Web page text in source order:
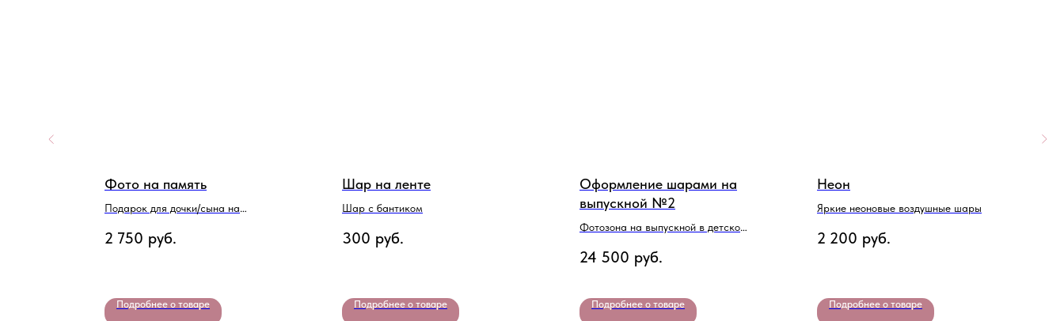
Фото на память
Подарок для дочки/сына на
2 750 руб.
Подробнее о товаре
Шар на ленте
Шар с бантиком
300 руб.
Подробнее о товаре
Оформление шарами на
выпускной №2
Фотозона на выпускной в детском
24 500 руб.
Подробнее о товаре
Неон
Яркие неоновые воздушные шары
2 200 руб.
Подробнее о товаре